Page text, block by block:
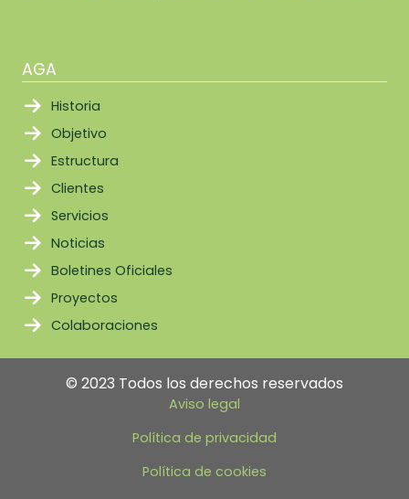
AGA
Historia
Objetivo
Estructura
Clientes
Servicios
Noticias
Boletines Oficiales
Proyectos
Colaboraciones
© 2023 Todos los derechos reservados
Aviso legal
Política de privacidad
Política de cookies